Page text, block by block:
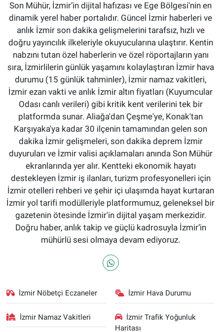
Son Mühür, İzmir’in dijital hafızası ve Ege Bölgesi'nin en
dinamik yerel haber portalıdır. Güncel İzmir haberleri ve
anlık İzmir son dakika gelişmelerini tarafsız, hızlı ve
doğru yayıncılık ilkeleriyle okuyucularına ulaştırır. Kentin
nabzını tutan özel haberlerin ve özel röportajların yanı
sıra, İzmirlilerin günlük yaşamını kolaylaştıran İzmir hava
durumu (15 günlük tahminler), İzmir namaz vakitleri,
İzmir ezan vakti ve anlık İzmir altın fiyatları (Kuyumcular
Odası canlı verileri) gibi kritik kent verilerini tek bir
platformda sunar. Aliağa'dan Çeşme'ye, Konak'tan
Karşıyaka'ya kadar 30 ilçenin tamamından gelen son
dakika İzmir gelişmeleri, son dakika deprem İzmir
duyuruları ve İzmir valisi açıklamaları anında Son Mühür
ekranlarında yer alır. Kentteki ekonomik hayatı
destekleyen İzmir iş ilanları, turizm profesyonelleri için
İzmir otelleri rehberi ve şehir içi ulaşımda hayat kurtaran
İzmir yol tarifi modülleriyle platformumuz, geleneksel bir
gazetenin ötesinde İzmir'in dijital yaşam merkezidir.
Doğru haber, anlık takip ve güçlü kadrosuyla İzmir’in
mühürlü sesi olmaya devam ediyoruz.
İzmir Nöbetçi Eczaneler İzmir Hava Durumu
İzmir Namaz Vakitleri
İzmir Trafik Yoğunluk
Haritası